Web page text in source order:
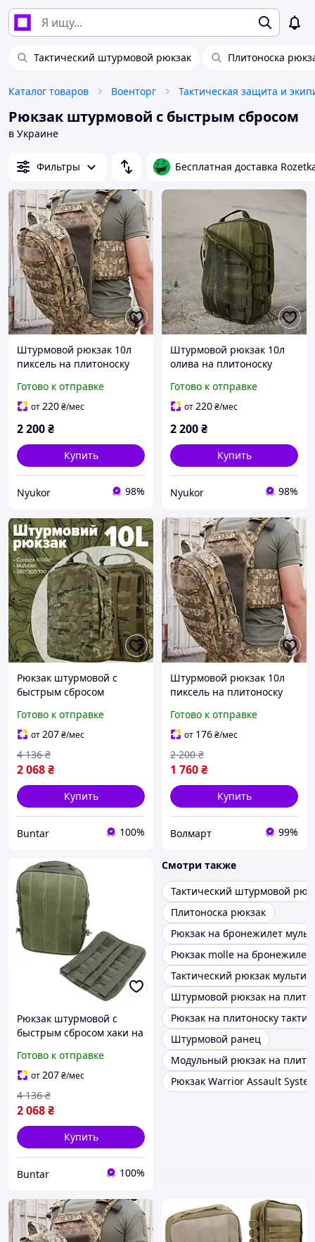
Тактический штурмовой рюкзак Плитоноска
Каталог товаров Военторг Тактическая защита и
Рюкзак штурмовой с быстрым сбросом
в Украине
Фильтры Бесплатная доставка
Штурмовой рюкзак 10л
пиксель на плитоноску
рюкзак на молли с
быстрым сбросом
Готово к отправке
от220₴/мес
2 200₴
Купить
Nyukor 98%
Штурмовой рюкзак 10л
олива на плитоноску
рюкзак на молли с
быстрым сбросом
Готово к отправке
от220₴/мес
2 200₴
Купить
Nyukor 98%
Рюкзак штурмовой с
быстрым сбросом
бронежилет BUN-139
Готово к отправке
от207₴/мес
2 068₴
4 136 ₴
Купить
Buntar 100%
Штурмовой рюкзак 10л
пиксель на плитоноску
рюкзак на молли с
быстрым сбросом
Готово к отправке
от 176₴/мес
1 760₴
2 200 ₴
Купить
Волмарт 99%
Рюкзак штурмовой с
быстрым сбросом хаки на
Готово к отправке
от207₴/мес
2 068₴
4 136 ₴
Купить
Buntar 100%
Смотри также
Тактический штурмовой
Плитоноска рюкзак
Рюкзак на бронежилет
Рюкзак molle на бронежилет
Тактический рюкзак
Штурмовой рюкзак на
Рюкзак на плитоноску
Штурмовой ранец
Модульный рюкзак на
Рюкзак Warrior Assault